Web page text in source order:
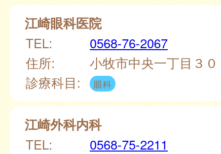
江崎眼科医院
TEL:
0568-76-2067
住所:
小牧市中央一丁目３
診療科目:
眼科
江崎外科内科
TEL:
0568-75-2211